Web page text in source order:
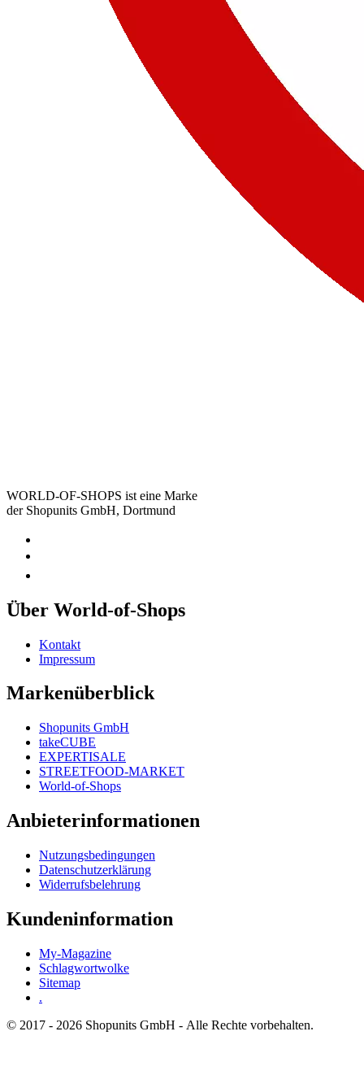
WORLD-OF-SHOPS ist eine Marke
der Shopunits GmbH, Dortmund
Über World-of-Shops
Kontakt
Impressum
Markenüberblick
Shopunits GmbH
takeCUBE
EXPERTISALE
STREETFOOD-MARKET
World-of-Shops
Anbieterinformationen
Nutzungsbedingungen
Datenschutzerklärung
Widerrufsbelehrung
Kundeninformation
My-Magazine
Schlagwortwolke
Sitemap
.
© 2017 - 2026 Shopunits GmbH - Alle Rechte vorbehalten.